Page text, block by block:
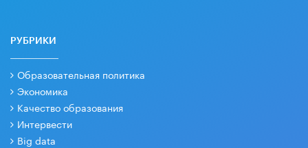
РУБРИКИ
Образовательная политика
Экономика
Качество образования
Интервести
Big data